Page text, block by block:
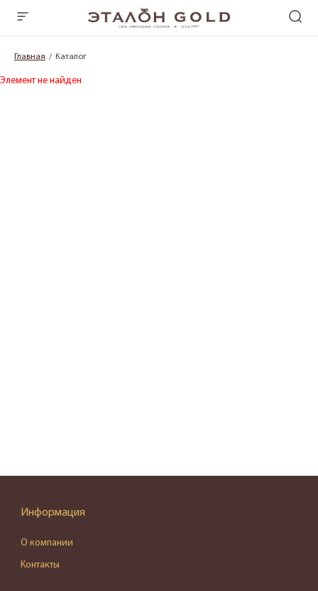
Главная Каталог
Элемент не найден
Информация
О компании
Контакты